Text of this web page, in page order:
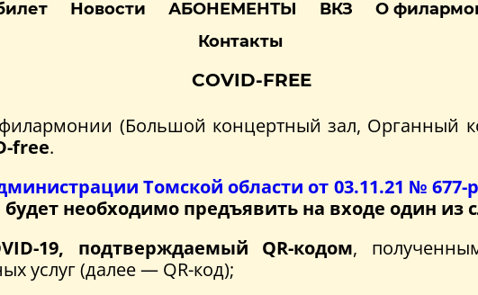
Новости АБОНЕМЕНТЫ ВКЗ О
Контакты
COVID-FREE
(Большой концертный зал, Органный
free.
Томской области от 03.11.21 № 677-
будет необходимо предъявить на входе один
19, подтверждаемый QR-кодом,
услуг (далее — QR-код);